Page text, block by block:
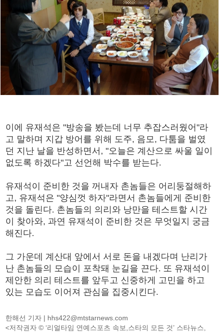
이에 유재석은 "방송을 봤는데 너무 추잡스러웠어"라
고 말하며 지갑 방어를 위해 도주, 음모, 다툼을 벌였
던 지난 날을 반성하면서, "오늘은 계산으로 싸울 일이
없도록 하겠다"고 선언해 박수를 받는다.
유재석이 준비한 것을 꺼내자 촌놈들은 어리둥절해하
고, 유재석은 "양심껏 하자"라면서 촌놈들에게 준비한
것을 돌린다. 촌놈들의 의리와 낭만을 테스트할 시간
이 찾아와, 과연 유재석이 준비한 것은 무엇일지 궁금
해진다.
그 가운데 계산대 앞에서 서로 돈을 내겠다며 난리가
난 촌놈들의 모습이 포착돼 눈길을 끈다. 또 유재석이
제안한 의리 테스트를 앞두고 신중하게 고민을 하고
있는 모습도 이어져 관심을 집중시킨다.
한해선 기자 | hhs422@mtstarnews.com
<저작권자 © ‘리얼타임 연예스포츠 속보,스타의 모든 것’ 스타뉴스,